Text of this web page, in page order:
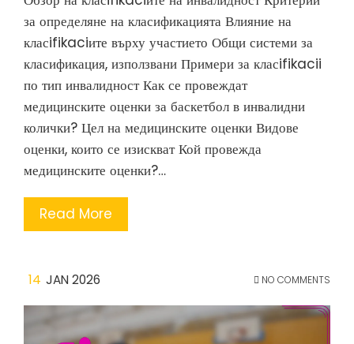
за определяне на класификацията Влияние на
класifikaciите върху участието Общи системи за
класификация, използвани Примери за класifikacii
по тип инвалидност Как се провеждат
медицинските оценки за баскетбол в инвалидни
колички? Цел на медицинските оценки Видове
оценки, които се изискват Кой провежда
медицинските оценки?…
Read More
14 JAN 2026 NO COMMENTS